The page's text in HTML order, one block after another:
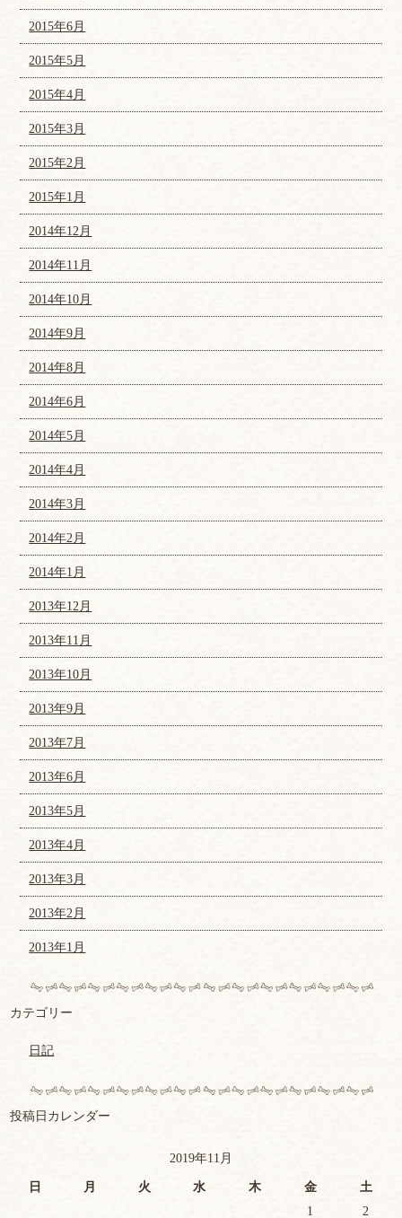
2015年6月
2015年5月
2015年4月
2015年3月
2015年2月
2015年1月
2014年12月
2014年11月
2014年10月
2014年9月
2014年8月
2014年6月
2014年5月
2014年4月
2014年3月
2014年2月
2014年1月
2013年12月
2013年11月
2013年10月
2013年9月
2013年7月
2013年6月
2013年5月
2013年4月
2013年3月
2013年2月
2013年1月
カテゴリー
日記
投稿日カレンダー
2019年11月
日 月 火 水 木 金
土
1
2